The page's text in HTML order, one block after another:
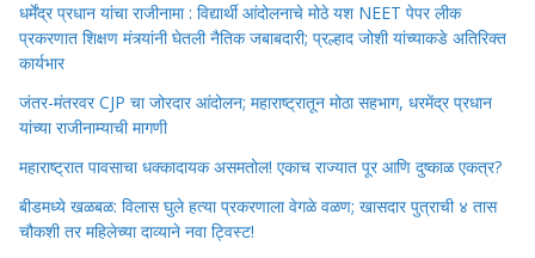
धर्मेंद्र प्रधान यांचा राजीनामा : विद्यार्थी आंदोलनाचे मोठे यश NEET पेपर लीक
प्रकरणात शिक्षण मंत्र्यांनी घेतली नैतिक जबाबदारी; प्रल्हाद जोशी यांच्याकडे अतिरिक्त
कार्यभार
जंतर-मंतरवर CJP चा जोरदार आंदोलन; महाराष्ट्रातून मोठा सहभाग, धरमेंद्र प्रधान
यांच्या राजीनाम्याची मागणी
महाराष्ट्रात पावसाचा धक्कादायक असमतोल! एकाच राज्यात पूर आणि दुष्काळ एकत्र?
बीडमध्ये खळबळ: विलास घुले हत्या प्रकरणाला वेगळे वळण; खासदार पुत्राची ४ तास
चौकशी तर महिलेच्या दाव्याने नवा ट्विस्ट!